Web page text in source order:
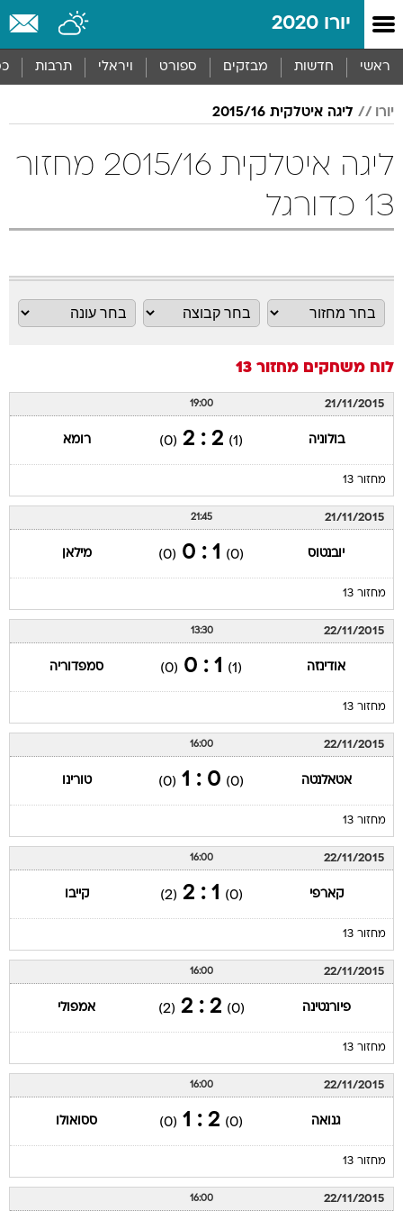
יורו 2020
ראשי חדשות מבזקים ספורט ויראלי תרבות
יורו ליגה איטלקית 2015/16
ליגה איטלקית 2015/16 מחזור
13 כדורגל
לוח משחקים מחזור 13
21/11/2015
19:00
בולוניה (1)
2 : 2
(0) רומא
מחזור 13
21/11/2015
21:45
יובנטוס (0)
1 : 0
(0) מילאן
מחזור 13
22/11/2015
13:30
אודינזה (1)
1 : 0
(0) סמפדוריה
מחזור 13
22/11/2015
16:00
אטאלנטה (0)
0 : 1
(0) טורינו
מחזור 13
22/11/2015
16:00
קארפי (0)
1 : 2
(2) קייבו
מחזור 13
22/11/2015
16:00
פיורנטינה (0)
2 : 2
(2) אמפולי
מחזור 13
22/11/2015
16:00
גנואה (0)
2 : 1
(0) ססואולו
מחזור 13
22/11/2015
16:00